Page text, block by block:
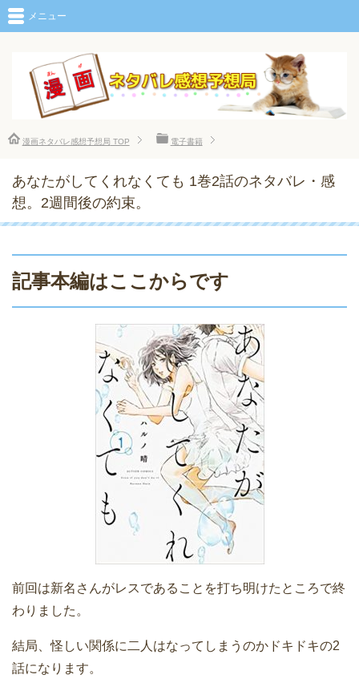
メニュー
漫画ネタバレ感想予想局 TOP 電子書籍
あなたがしてくれなくても 1巻2話のネタバレ・感
想。2週間後の約束。
記事本編はここからです
前回は新名さんがレスであることを打ち明けたところで終
わりました。
結局、怪しい関係に二人はなってしまうのかドキドキの2
話になります。